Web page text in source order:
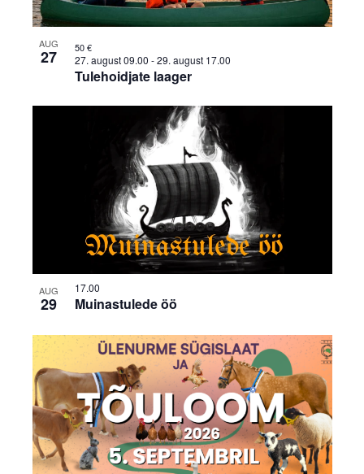
AUG
27
Tulehoidjate laager
27. august 09.00 -29. august 17.00
50 €
AUG
29 Muinastulede öö
17.00